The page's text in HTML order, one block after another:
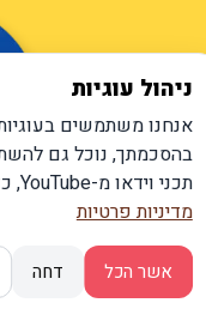
ניהול עוגיות
אנחנו משתמשים
בהסכמתך, נוכל גם
תכני וידאו מ-YouTube, כדי לשפר את החוויה.
מדיניות פרטיות
אשר הכל דחה